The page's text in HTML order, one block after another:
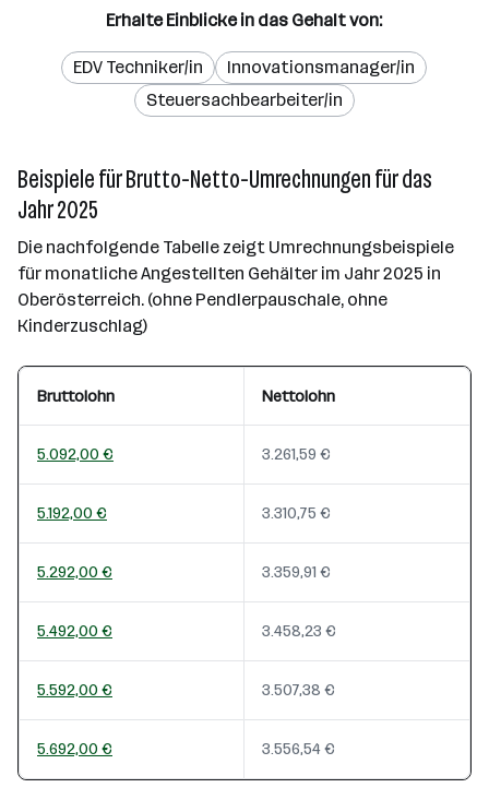
Erhalte Einblicke in das Gehalt von:
EDV Techniker/in
Innovationsmanager/in
Steuersachbearbeiter/in
Beispiele für Brutto-Netto-Umrechnungen für das
Jahr 2025
Die nachfolgende Tabelle zeigt Umrechnungsbeispiele
für monatliche Angestellten Gehälter im Jahr 2025 in
Oberösterreich. (ohne Pendlerpauschale, ohne
Kinderzuschlag)
Bruttolohn Nettolohn
5.092,00 € 3.261,59 €
5.192,00 € 3.310,75 €
5.292,00 € 3.359,91 €
5.492,00 € 3.458,23 €
5.592,00 € 3.507,38 €
5.692,00 € 3.556,54 €